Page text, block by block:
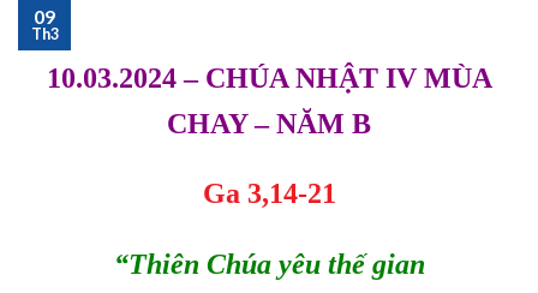
09
Th3
10.03.2024 – CHÚA NHẬT IV MÙA
CHAY – NĂM B
Ga 3,14-21
“Thiên Chúa yêu thế gian